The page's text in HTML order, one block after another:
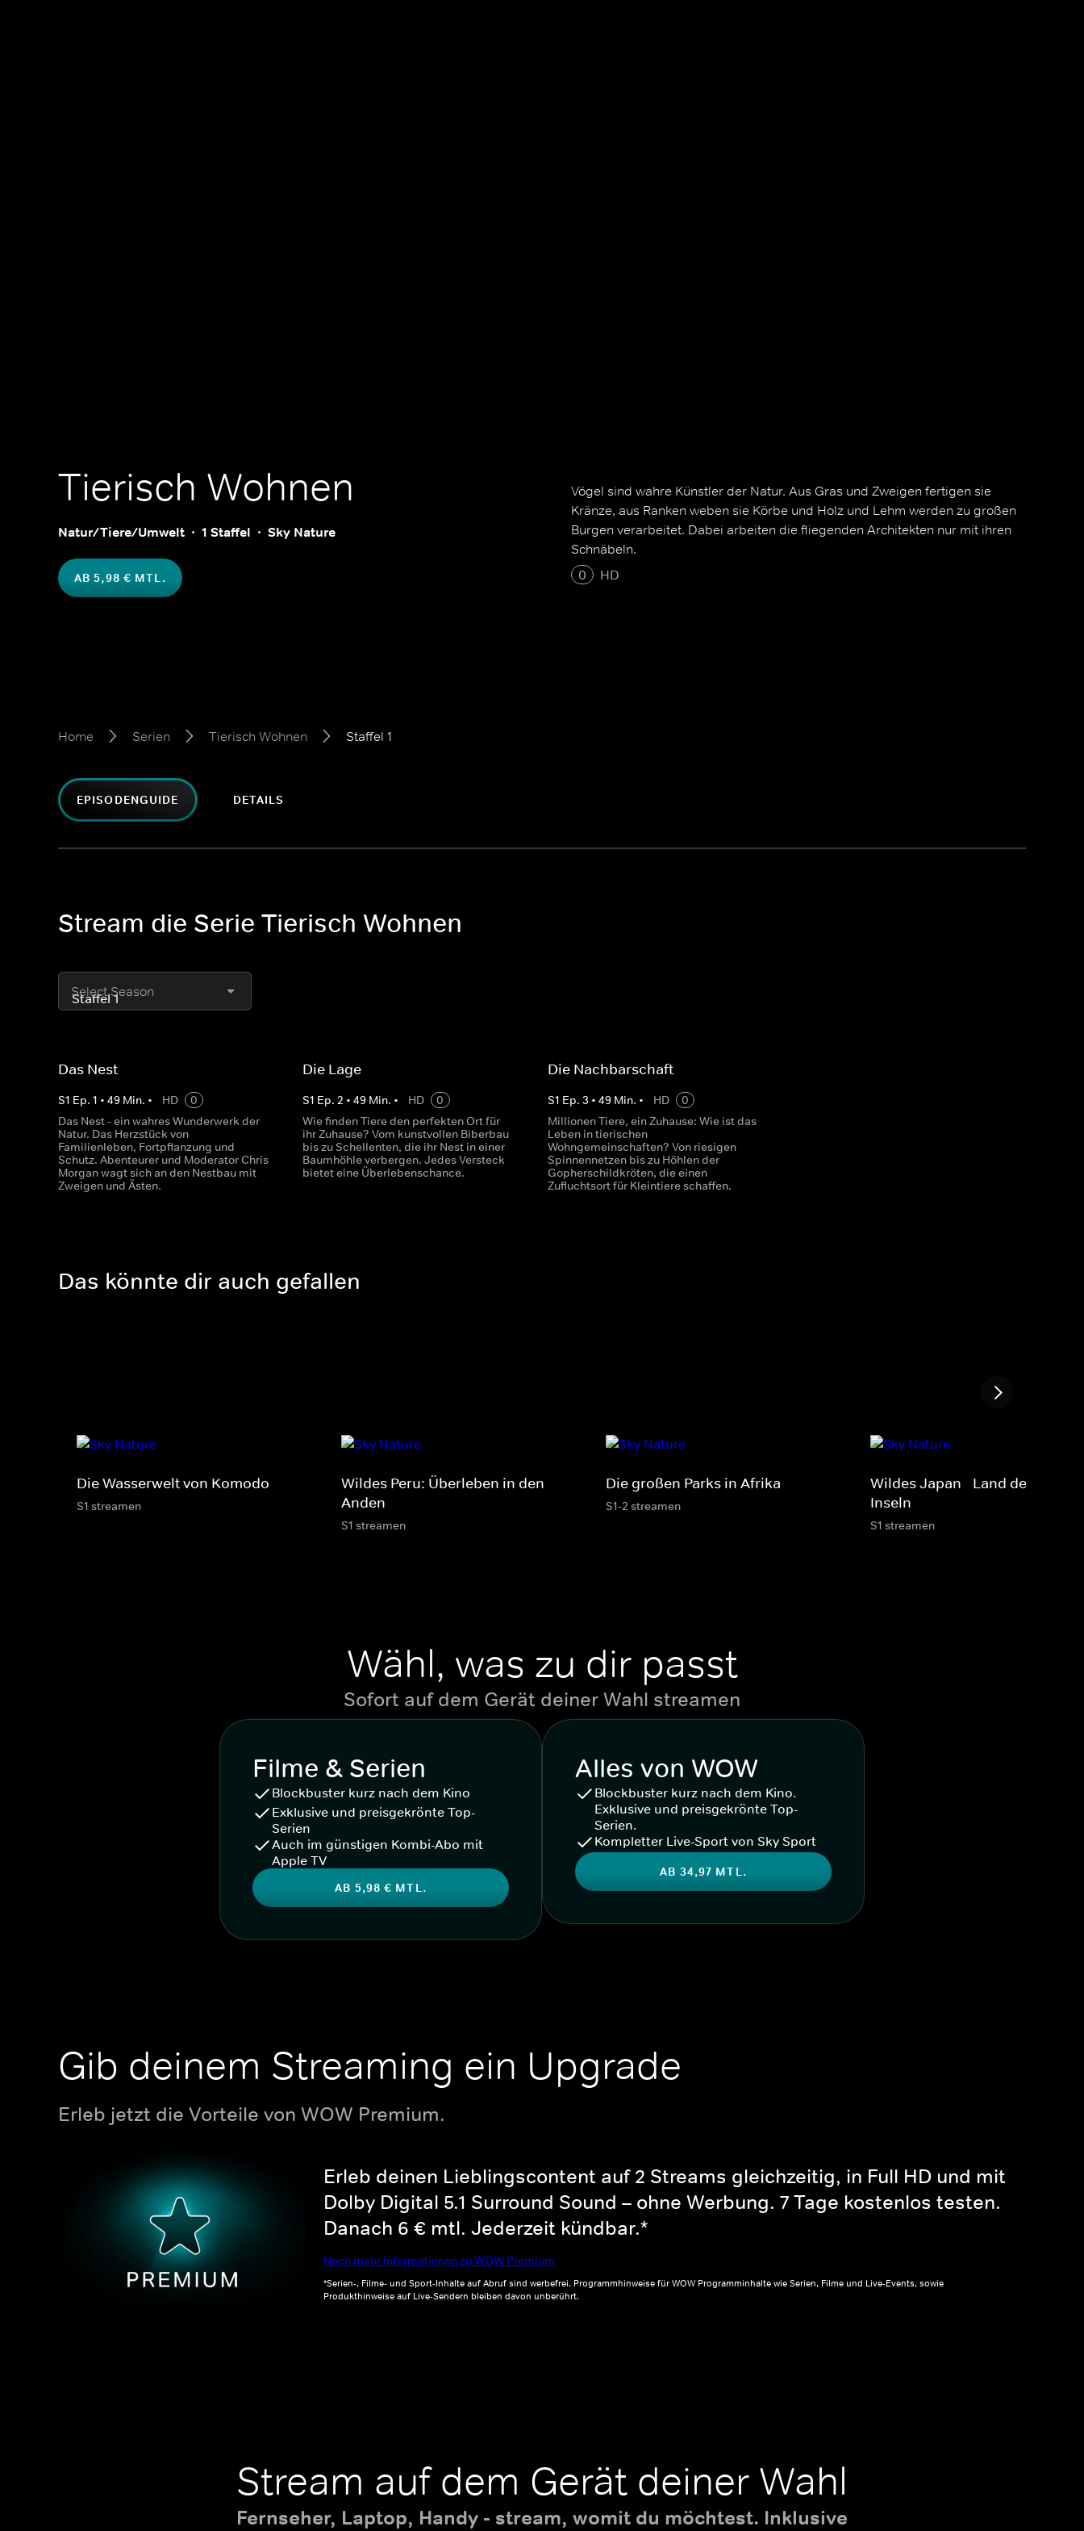
Tierisch Wohnen
Natur/Tiere/Umwelt 1 Staffel Sky Nature
AB 5,98 € MTL.
Vögel sind wahre Künstler der Natur. Aus Gras und Zweigen fertigen sie
Kränze, aus Ranken weben sie Körbe und Holz und Lehm werden zu großen
Burgen verarbeitet. Dabei arbeiten die fliegenden Architekten nur mit ihren
Schnäbeln.
0
HD
Home Serien Tierisch Wohnen Staffel 1
EPISODENGUIDE DETAILS
Stream die Serie Tierisch Wohnen
Select Season
Das Nest
S1 Ep. 1 • 49 Min. • HD
0
Das Nest - ein wahres Wunderwerk der
Natur. Das Herzstück von
Familienleben, Fortpflanzung und
Schutz. Abenteurer und Moderator Chris
Morgan wagt sich an den Nestbau mit
Zweigen und Ästen.
Die Lage
S1 Ep.2 •49 Min. • HD
0
Wie finden Tiere den perfekten Ort für
ihr Zuhause? Vom kunstvollen Biberbau
bis zu Schellenten, die ihr Nest in einer
Baumhöhle verbergen. Jedes Versteck
bietet eine Überlebenschance.
Die Nachbarschaft
S1 Ep. 3 • 49Min. • HD
0
Millionen Tiere, ein Zuhause: Wie ist das
Leben in tierischen
Wohngemeinschaften? Von riesigen
Spinnennetzen bis zu Höhlen der
Gopherschildkröten, die einen
Zufluchtsort für Kleintiere schaffen.
Das könnte dir auch gefallen
Die Wasserwelt von Komodo
S1 streamen
Wildes Peru: Überleben in den
Anden
S1 streamen
Die großen Parks in Afrika
S1-2 streamen
Wildes Japan - Land der
Inseln
S1 streamen
Wähl, was zu dir passt
Sofort auf dem Gerät deiner Wahl streamen
Filme & Serien
Blockbuster kurz nach dem Kino
Exklusive und preisgekrönte Top-
Serien
Auch im günstigen Kombi-Abo mit
Apple TV
AB 5,98 € MTL.
Alles von WOW
Blockbuster kurz nach dem Kino.
Exklusive und preisgekrönte Top-
Serien.
Kompletter Live-Sport von Sky Sport
AB 34,97 MTL.
Gib deinem Streaming ein Upgrade
Erleb jetzt die Vorteile von WOW Premium.
Erleb deinen Lieblingscontent auf 2 Streams gleichzeitig, in Full HD und mit
Dolby Digital 5.1 Surround Sound – ohne Werbung. 7 Tage kostenlos testen.
Danach 6 € mtl. Jederzeit kündbar.*
Noch mehr Informationen zu WOW Premium
*Serien-, Filme- und Sport-Inhalte auf Abruf sind werbefrei. Programmhinweise für WOW Programminhalte wie Serien, Filme und Live-Events, sowie
Produkthinweise auf Live-Sendern bleiben davon unberührt.
Stream auf dem Gerät deiner Wahl
Fernseher, Laptop, Handy - stream, womit du möchtest. Inklusive